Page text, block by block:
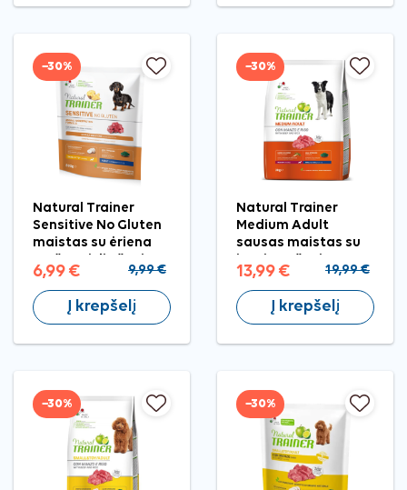
−30%
Natural Trainer
Sensitive No Gluten
maistas su ėriena
800 g
6,99 € 9,99 €
Į krepšelį
−30%
Natural Trainer
Medium Adult
sausas maistas su
kg
13,99 € 19,99 €
Į krepšelį
−30% −30%